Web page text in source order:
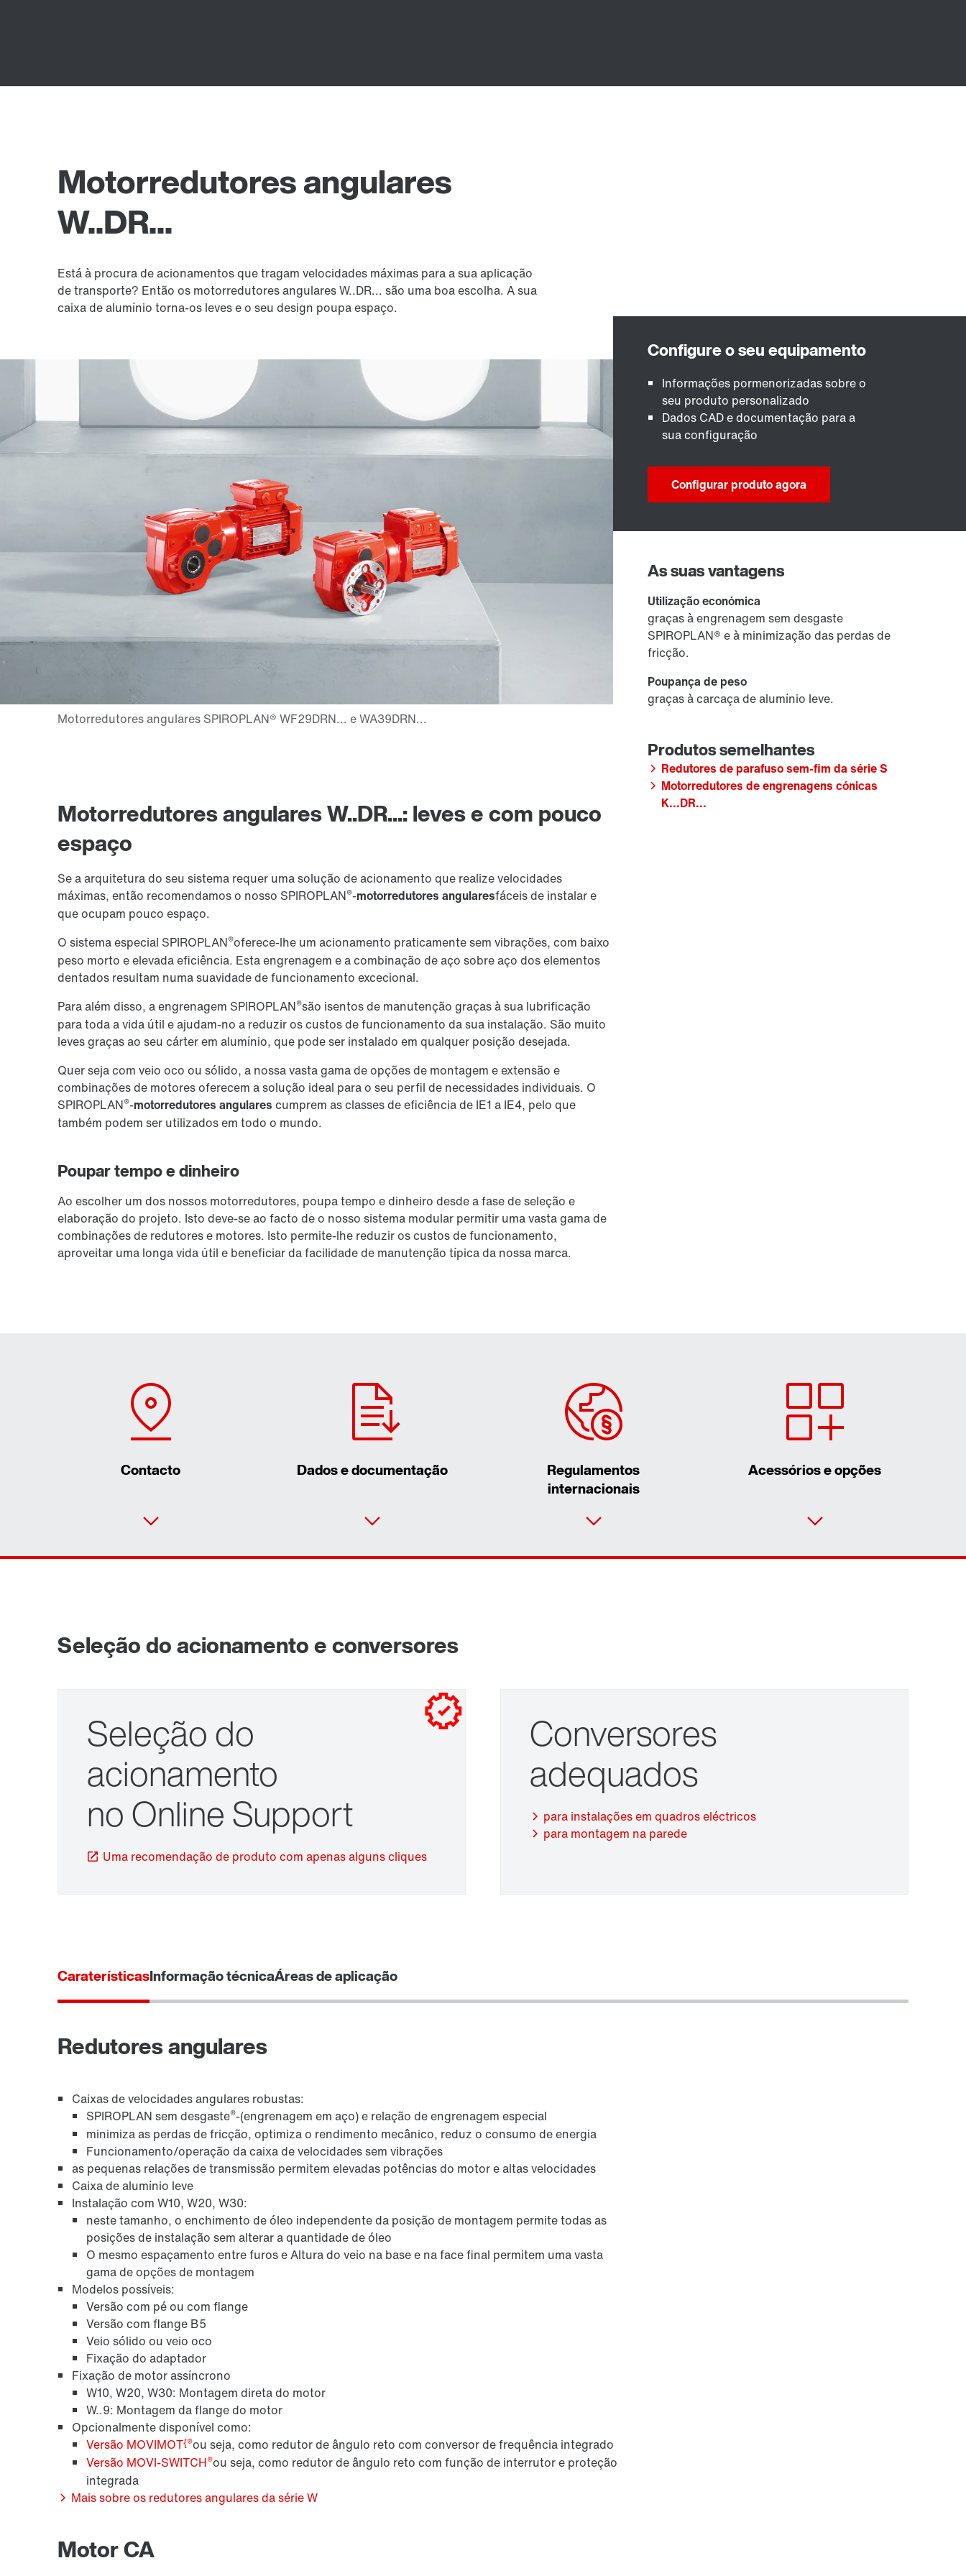
Motorredutores angulares
W..DR...
Está à procura de acionamentos que tragam velocidades máximas para a sua aplicação
de transporte? Então os motorredutores angulares W..DR... são uma boa escolha. A sua
caixa de alumínio torna-os leves e o seu design poupa espaço.
Motorredutores angulares W..DR...: leves e com pouco
espaço
Se a arquitetura do seu sistema requer uma solução de acionamento que realize velocidades
máximas, então recomendamos o nosso SPIROPLAN®-motorredutores angularesfáceis de instalar e
que ocupam pouco espaço.
O sistema especial SPIROPLAN®oferece-lhe um acionamento praticamente sem vibrações, com baixo
peso morto e elevada eficiência. Esta engrenagem e a combinação de aço sobre aço dos elementos
dentados resultam numa suavidade de funcionamento excecional.
Para além disso, a engrenagem SPIROPLAN®são isentos de manutenção graças à sua lubrificação
para toda a vida útil e ajudam-no a reduzir os custos de funcionamento da sua instalação. São muito
leves graças ao seu cárter em alumínio, que pode ser instalado em qualquer posição desejada.
Quer seja com veio oco ou sólido, a nossa vasta gama de opções de montagem e extensão e
combinações de motores oferecem a solução ideal para o seu perfil de necessidades individuais. O
SPIROPLAN®-motorredutores angulares cumprem as classes de eficiência de IE1 a IE4, pelo que
também podem ser utilizados em todo o mundo.
Poupar tempo e dinheiro
Ao escolher um dos nossos motorredutores, poupa tempo e dinheiro desde a fase de seleção e
elaboração do projeto. Isto deve-se ao facto de o nosso sistema modular permitir uma vasta gama de
combinações de redutores e motores. Isto permite-lhe reduzir os custos de funcionamento,
aproveitar uma longa vida útil e beneficiar da facilidade de manutenção típica da nossa marca.
Informações pormenorizadas sobre o
seu produto personalizado
Dados CAD e documentação para a
sua configuração
Configurar produto agora
As suas vantagens
Utilização económica
graças à engrenagem sem desgaste
SPIROPLAN® e à minimização das perdas de
fricção.
Poupança de peso
graças à carcaça de alumínio leve.
Redutores de parafuso sem-fim da série S
Motorredutores de engrenagens cónicas
K...DR...
Contacto Dados e documentação
Regulamentos
internacionais
Acessórios e opções
Sistema de montagem no veio TorqLOC® Extensão de Garantia
Opção de unidade de diagnóstico DUE Vedantes de eixo
Seleção do acionamento e conversores
Seleção do
acionamento
no Online Support
Uma recomendação de produto com apenas alguns cliques
Conversores
adequados
para instalações em quadros eléctricos
para montagem na parede
CaraterísticasInformação técnicaÁreas de aplicação
Redutores angulares
Caixas de velocidades angulares robustas:
SPIROPLAN sem desgaste®-(engrenagem em aço) e relação de engrenagem especial
minimiza as perdas de fricção, optimiza o rendimento mecânico, reduz o consumo de energia
Funcionamento/operação da caixa de velocidades sem vibrações
as pequenas relações de transmissão permitem elevadas potências do motor e altas velocidades
Caixa de alumínio leve
Instalação com W10, W20, W30:
neste tamanho, o enchimento de óleo independente da posição de montagem permite todas as
posições de instalação sem alterar a quantidade de óleo
O mesmo espaçamento entre furos e Altura do veio na base e na face final permitem uma vasta
gama de opções de montagem
Modelos possíveis:
Versão com pé ou com flange
Versão com flange B5
Veio sólido ou veio oco
Fixação do adaptador
Fixação de motor assíncrono
W10, W20, W30: Montagem direta do motor
W..9: Montagem da flange do motor
Opcionalmente disponível como:
Versão MOVIMOT{®ou seja, como redutor de ângulo reto com conversor de frequência integrado
Versão MOVI-SWITCH®ou seja, como redutor de ângulo reto com função de interrutor e proteção
integrada
Mais sobre os redutores angulares da série W
Motor CA